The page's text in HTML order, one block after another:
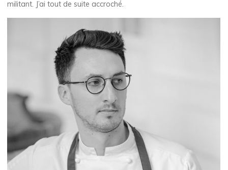
militant. J’ai tout de suite accroché.